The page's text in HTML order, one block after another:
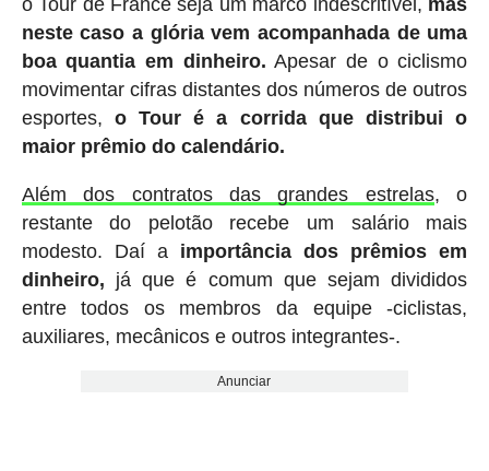
neste caso a glória vem acompanhada de uma
boa quantia em dinheiro. Apesar de o ciclismo
movimentar cifras distantes dos números de outros
esportes, o Tour é a corrida que distribui o
maior prêmio do calendário.
Além dos contratos das grandes estrelas, o
restante do pelotão recebe um salário mais
modesto. Daí a importância dos prêmios em
dinheiro, já que é comum que sejam divididos
entre todos os membros da equipe -ciclistas,
auxiliares, mecânicos e outros integrantes-.
Anunciar